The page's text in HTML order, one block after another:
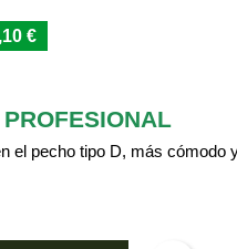
€
n el pecho tipo D, más cómodo